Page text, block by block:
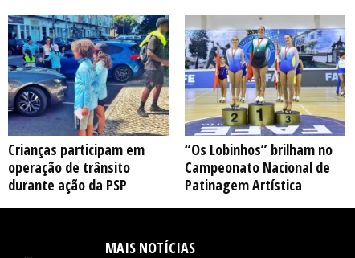
Crianças participam em
operação de trânsito
durante ação da PSP
“Os Lobinhos” brilham no
Campeonato Nacional de
Patinagem Artística
MAIS NOTÍCIAS